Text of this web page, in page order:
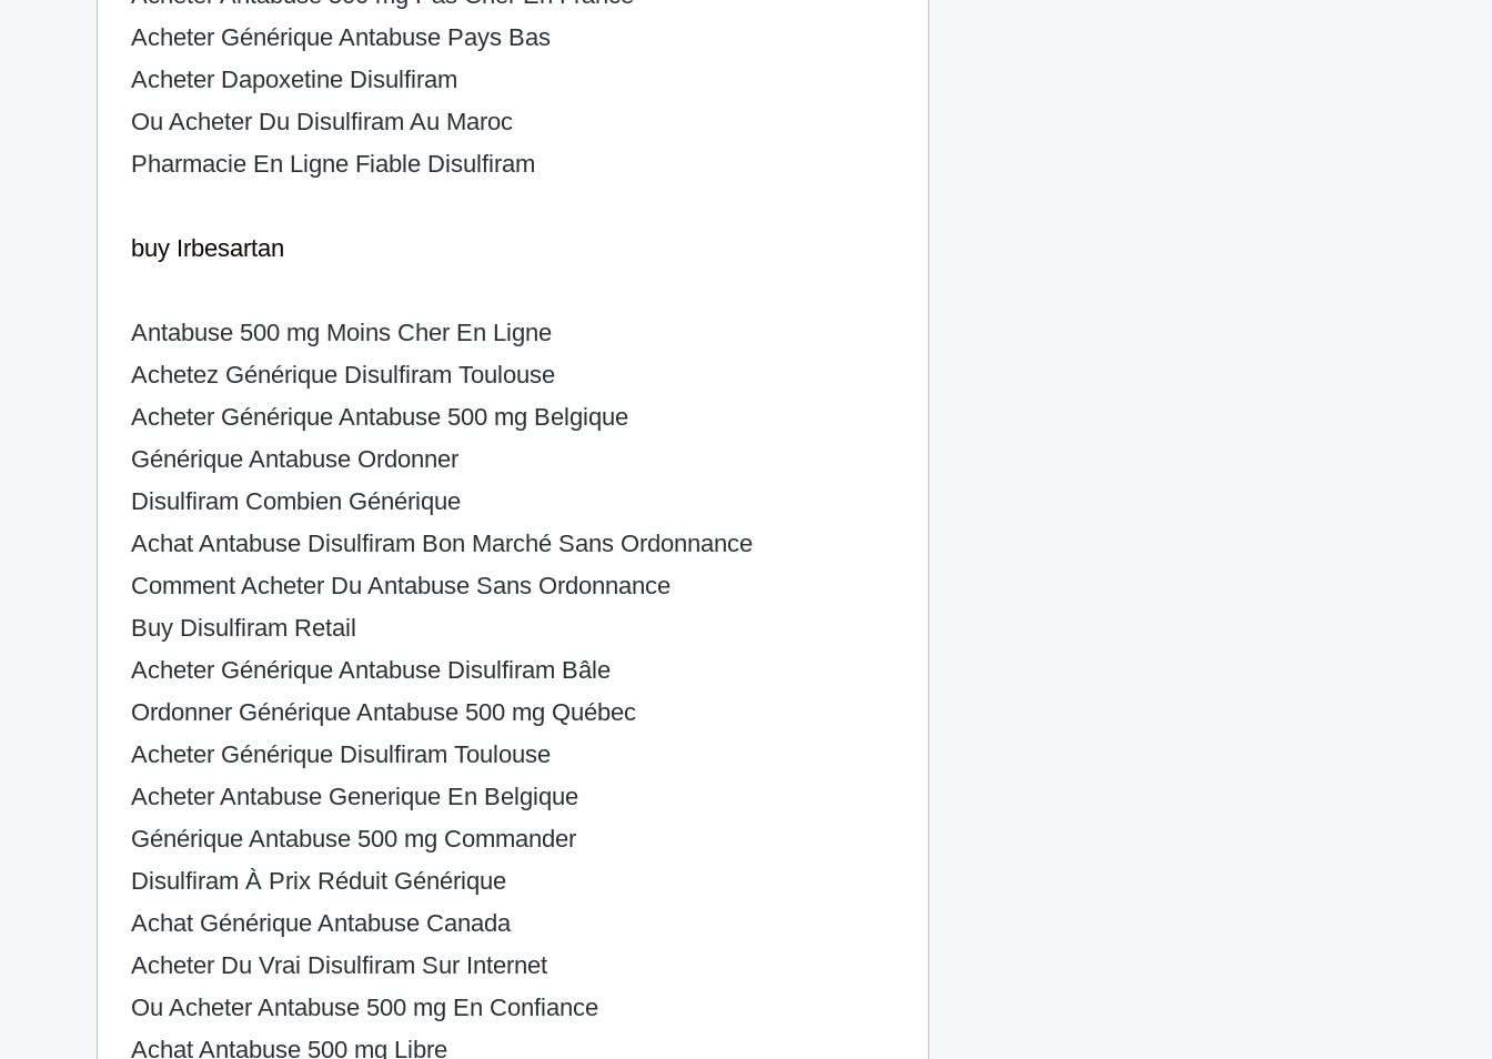
Acheter Générique Antabuse Pays Bas
Acheter Dapoxetine Disulfiram
Ou Acheter Du Disulfiram Au Maroc
Pharmacie En Ligne Fiable Disulfiram
buy Irbesartan
Antabuse 500 mg Moins Cher En Ligne
Achetez Générique Disulfiram Toulouse
Acheter Générique Antabuse 500 mg Belgique
Générique Antabuse Ordonner
Disulfiram Combien Générique
Achat Antabuse Disulfiram Bon Marché Sans Ordonnance
Comment Acheter Du Antabuse Sans Ordonnance
Buy Disulfiram Retail
Acheter Générique Antabuse Disulfiram Bâle
Ordonner Générique Antabuse 500 mg Québec
Acheter Générique Disulfiram Toulouse
Acheter Antabuse Generique En Belgique
Générique Antabuse 500 mg Commander
Disulfiram À Prix Réduit Générique
Achat Générique Antabuse Canada
Acheter Du Vrai Disulfiram Sur Internet
Ou Acheter Antabuse 500 mg En Confiance
Achat Antabuse 500 mg Libre